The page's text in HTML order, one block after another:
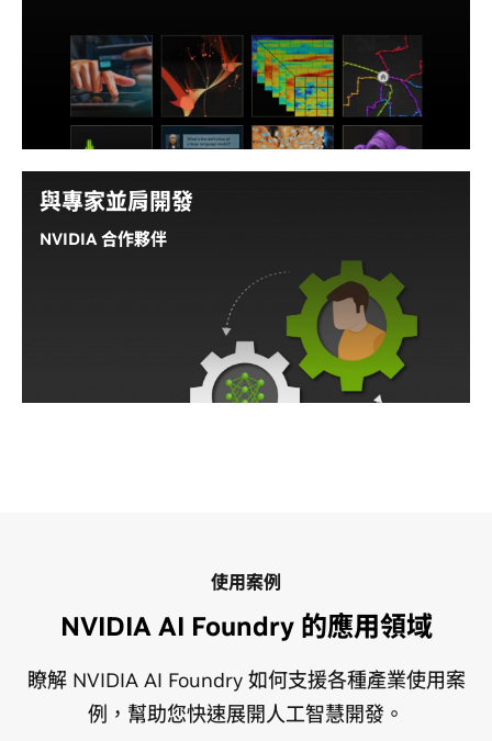
NVIDIA NIM 是 NVIDIA AI Enterprise 的一環，數以百
計的 NVIDIA 技術合作夥伴正將這項服務整合至他們的
平台，為特定領域的應用加速生成式人工智慧的部署。
合作夥伴包括各大公用雲端、系統建置商、企業基礎架
查看生態系統
與專家並肩開發
NVIDIA 合作夥伴
NVIDIA AI Foundry 由 NVIDIA 人工智慧專家打造並提
NVIDIA 與 NVIDIA 合作夥伴網路 (NPN，包括首屈一指
的全球系統整合商、服務交付合作夥伴，以及解決方案
使用案例
NVIDIA AI Foundry 的應用領域
瞭解 NVIDIA AI Foundry 如何支援各種產業使用案
例，幫助您快速展開人工智慧開發。